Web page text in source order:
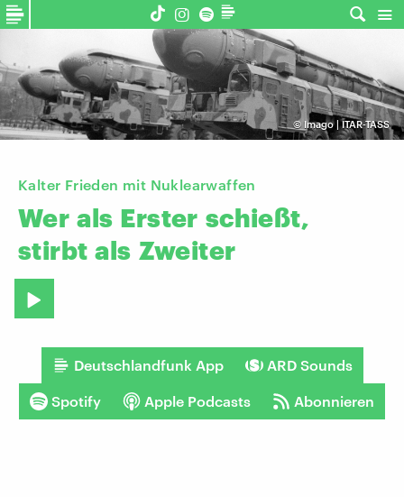
© Imago | ITAR-TASS
Kalter Frieden mit Nuklearwaffen
Wer als Erster schießt,
stirbt als Zweiter
Deutschlandfunk App ARD Sounds
Spotify Apple Podcasts Abonnieren